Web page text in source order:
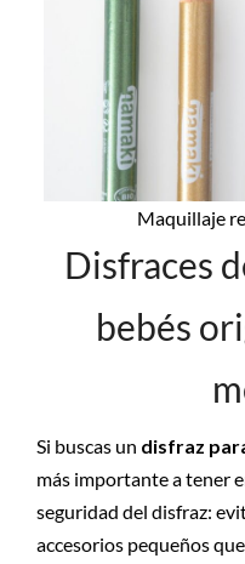
Maquillaje
Disfraces
bebés
Si buscas un disfraz
más importante a tener
seguridad del disfraz:
accesorios pequeños